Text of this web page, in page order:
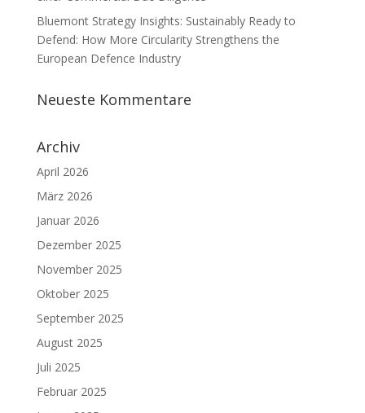
Bluemont Strategy Insights: Sustainably Ready to
Defend: How More Circularity Strengthens the
European Defence Industry
Neueste Kommentare
Archiv
April 2026
März 2026
Januar 2026
Dezember 2025
November 2025
Oktober 2025
September 2025
August 2025
Juli 2025
Februar 2025